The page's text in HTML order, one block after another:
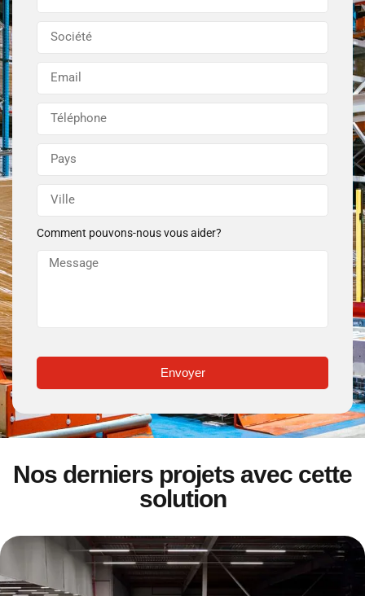
Comment pouvons-nous vous aider?
Envoyer
Nos derniers projets avec cette
solution